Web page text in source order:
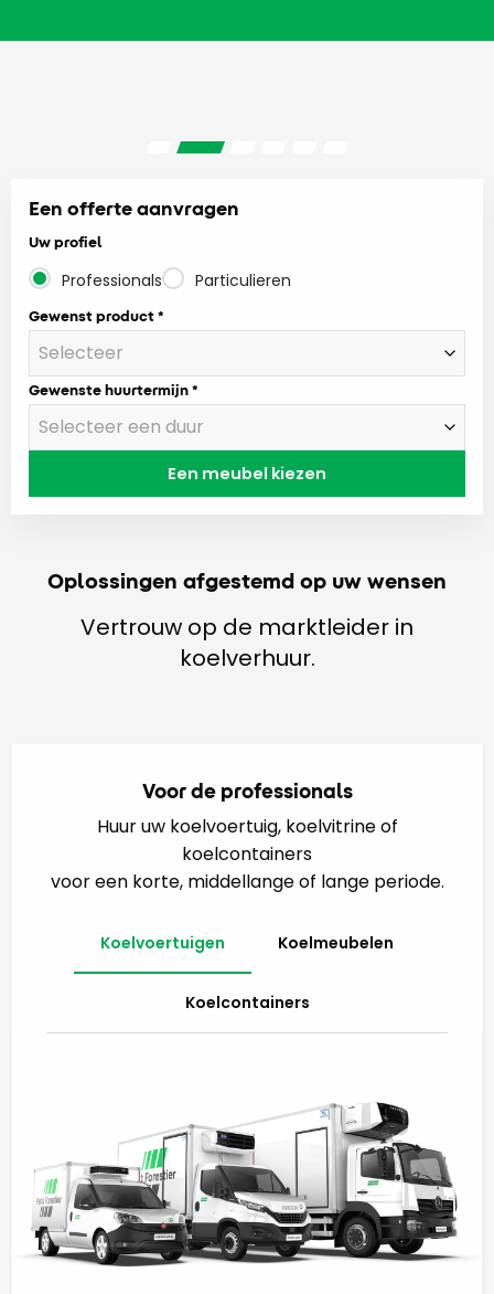
Een offerte aanvragen
Uw profiel
Professionals Particulieren
Gewenst product
Gewenste huurtermijn
Een meubel kiezen
Oplossingen afgestemd op uw wensen
Vertrouw op de marktleider in
koelverhuur.
Voor de professionals
Huur uw koelvoertuig, koelvitrine of
koelcontainers
voor een korte, middellange of lange periode.
Koelvoertuigen Koelmeubelen
Koelcontainers